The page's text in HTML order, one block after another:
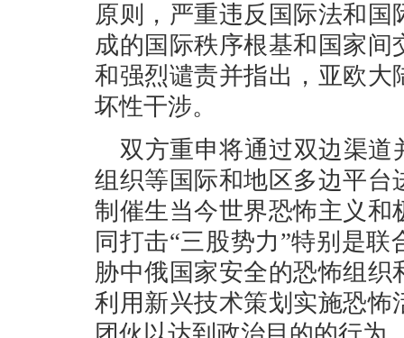
原则，严重违反国际法和
成的国际秩序根基和国家
和强烈谴责并指出，亚欧
坏性干涉。
双方重申将通过双边渠道
组织等国际和地区多边平
制催生当今世界恐怖主义
同打击“三股势力”特别是
胁中俄国家安全的恐怖组
利用新兴技术策划实施恐